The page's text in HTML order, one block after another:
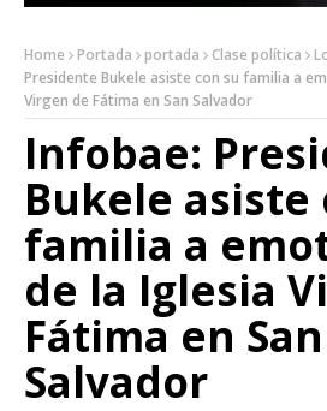
Home Portada portada Clase política
Presidente Bukele asiste con su familia a
Virgen de Fátima en San Salvador
Infobae:
Bukele asiste
familia a
de la Iglesia
Fátima en San
Salvador